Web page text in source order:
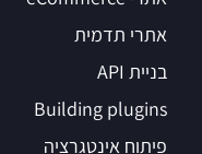
אתרי תדמית
בניית API
Building plugins
פיתוח אינטגרציה